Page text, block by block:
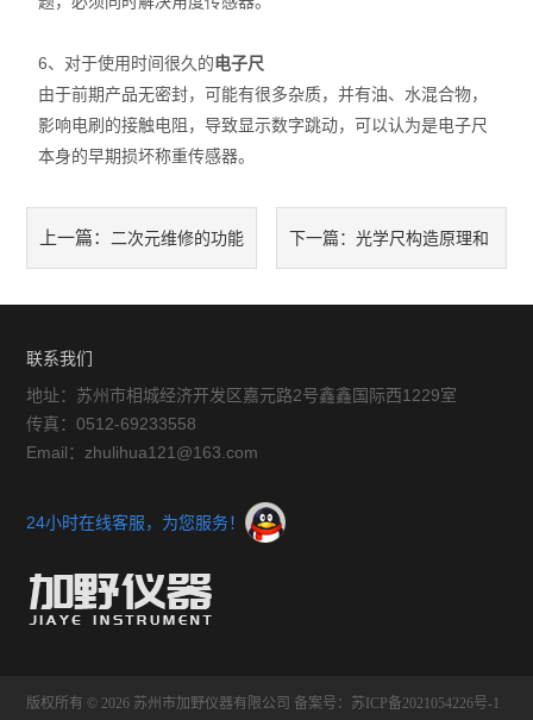
刀具预调系列
专用IC系列
测量软件系列
仪器仪表
交通运输
6、对于使用时间很久的电子尺
由于前期产品无密封，可能有很多杂质，并有油、水混合物，
影响电刷的接触电阻，导致显示数字跳动，可以认为是电子尺
本身的早期损坏称重传感器。
上一篇： 二次元维修的功能 下一篇： 光学尺构造原理和
联系我们
地址：苏州市相城经济开发区嘉元路2号鑫鑫国际西1229室
传真：0512-69233558
Email：zhulihua121@163.com
24小时在线客服，为您服务！
版权所有 © 2026 苏州市加野仪器有限公司 备案号：苏ICP备2021054226号-1